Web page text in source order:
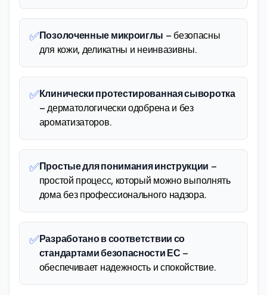
✅Позолоченные микроиглы – безопасны
для кожи, деликатны и неинвазивны.
✅Клинически протестированная сыворотка
– дерматологически одобрена и без
ароматизаторов.
✅Простые для понимания инструкции –
простой процесс, который можно выполнять
дома без профессионального надзора.
✅Разработано в соответствии со
стандартами безопасности ЕС –
обеспечивает надежность и спокойствие.